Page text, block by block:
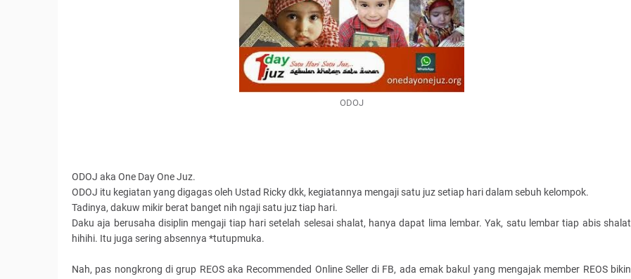
ODOJ
ODOJ aka One Day One Juz.
ODOJ itu kegiatan yang digagas oleh Ustad Ricky dkk, kegiatannya mengaji satu juz setiap hari dalam sebuh kelompok.
Tadinya, dakuw mikir berat banget nih ngaji satu juz tiap hari.
Daku aja berusaha disiplin mengaji tiap hari setelah selesai shalat, hanya dapat lima lembar. Yak, satu lembar tiap abis shalat
hihihi. Itu juga sering absennya *tutupmuka.
Nah, pas nongkrong di grup REOS aka Recommended Online Seller di FB, ada emak bakul yang mengajak member REOS bikin